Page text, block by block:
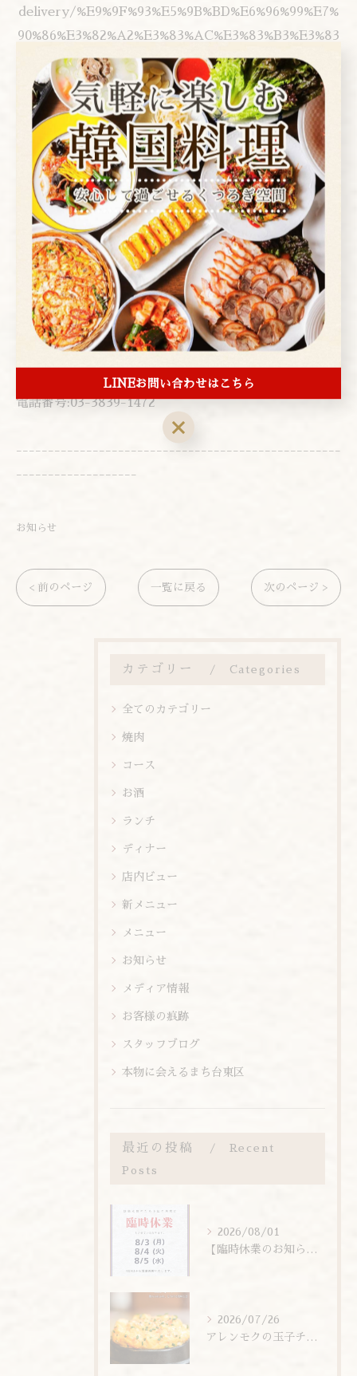
delivery/%E9%9F%93%E5%9B%BD%E6%96%99%E7%
90%86%E3%82%A2%E3%83%AC%E3%83%B3%E3%83
%A2%E3%82%AF-korean-restaurant-
arenmoku/16-gcylLTFKAj37nXxtz0w
▼you tubeお店紹介▼
www.youtube.com/watch?v=S2l0PRsM6xA
▼instagram▼
www.instagram.com/arenmoku/?hl=ja
---------------------------------------------------
-------------------
アレンモク
東京都台東区上野２丁目１−４
電話番号:03-3839-1472
---------------------------------------------------
-------------------
お知らせ
< 前のページ 一覧に戻る 次のページ >
カテゴリー Categories
全てのカテゴリー
焼肉
コース
お酒
ランチ
ディナー
店内ビュー
新メニュー
メニュー
お知らせ
メディア情報
お客様の痕跡
スタッフブログ
本物に会えるまち台東区
最近の投稿 Recent
Posts
2026/08/01
【臨時休業のお知らせ】
2026/07/26
アレンモクの玉子チムは、玉子を惜しまず6個分使用しています！
LINEお問い合わせはこちら